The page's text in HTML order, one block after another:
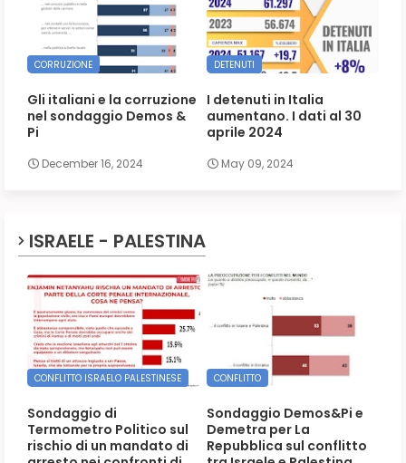
CORRUZIONE
Gli italiani e la corruzione
nel sondaggio Demos &
Pi
December 16, 2024
DETENUTI
I detenuti in Italia
aumentano. I dati al 30
aprile 2024
May 09, 2024
ISRAELE - PALESTINA
CONFLITTO ISRAELO PALESTINESE
Sondaggio di
Termometro Politico sul
rischio di un mandato di
CONFLITTO
Sondaggio Demos&Pi e
Demetra per La
Repubblica sul conflitto